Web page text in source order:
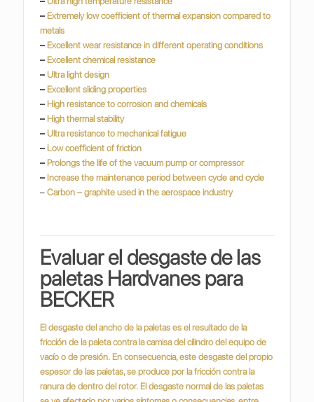
– Extremely low coefficient of thermal expansion compared to
metals
– Excellent wear resistance in different operating conditions
– Excellent chemical resistance
– Ultra light design
– Excellent sliding properties
– High resistance to corrosion and chemicals
– High thermal stability
– Ultra resistance to mechanical fatigue
– Low coefficient of friction
– Prolongs the life of the vacuum pump or compressor
– Increase the maintenance period between cycle and cycle
– Carbon – graphite used in the aerospace industry
Evaluar el desgaste de las
paletas Hardvanes para
BECKER
El desgaste del ancho de la paletas es el resultado de la
fricción de la paleta contra la camisa del cilindro del equipo de
vacío o de presión. En consecuencia, este desgaste del propio
espesor de las paletas, se produce por la fricción contra la
ranura de dentro del rotor. El desgaste normal de las paletas